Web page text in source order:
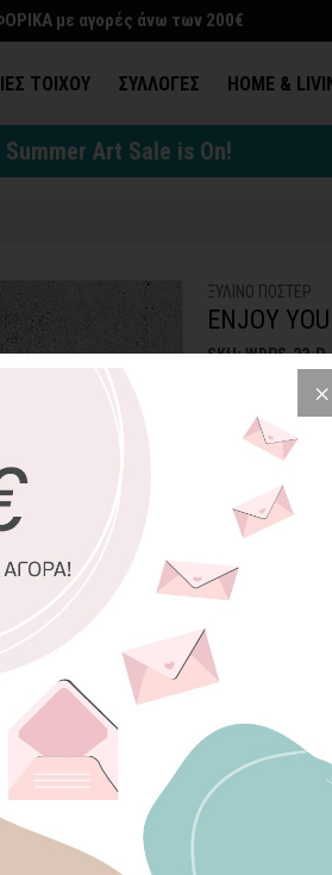
με αγορές άνω των 200€
ΤΟΙΧΟΥ ΣΥΛΛΟΓΕΣ HOME &
Summer Art Sale is On!
ΞΥΛΙΝΟ ΠΟΣΤΕΡ
ENJOY
SKU: WDPS-23-P
19,93€
Μάθετε από
αρχή
Επιλέξτε
15 x 22 εκ.
Επιλογή
Αποστολή σε